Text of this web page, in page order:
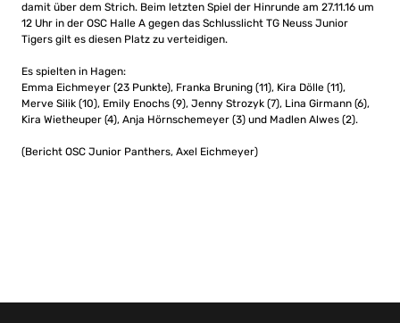
damit über dem Strich. Beim letzten Spiel der Hinrunde am 27.11.16 um
12 Uhr in der OSC Halle A gegen das Schlusslicht TG Neuss Junior
Tigers gilt es diesen Platz zu verteidigen.
Es spielten in Hagen:
Emma Eichmeyer (23 Punkte), Franka Bruning (11), Kira Dölle (11),
Merve Silik (10), Emily Enochs (9), Jenny Strozyk (7), Lina Girmann (6),
Kira Wietheuper (4), Anja Hörnschemeyer (3) und Madlen Alwes (2).
(Bericht OSC Junior Panthers, Axel Eichmeyer)